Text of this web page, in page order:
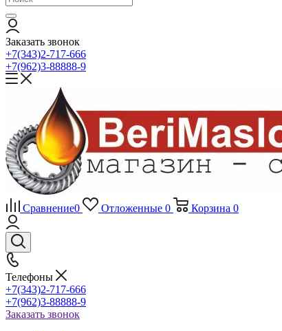
Заказать звонок
+7(343)2-717-666
+7(962)3-88888-9
Сравнение0 Отложенные 0 Корзина 0
Телефоны
+7(343)2-717-666
+7(962)3-88888-9
Заказать звонок